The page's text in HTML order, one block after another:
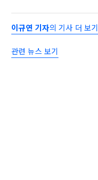
이규연 기자의 기사 더 보기
관련 뉴스 보기